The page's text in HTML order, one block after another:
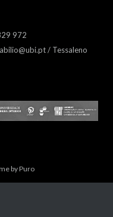
972
/ Tessaleno
byPuro